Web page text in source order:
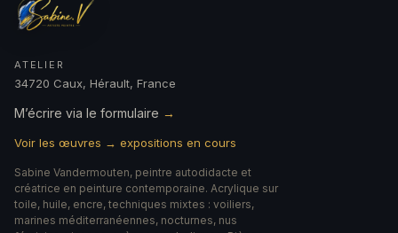
ATELIER
34720 Caux, Hérault, France
M’écrire via le formulaire →
Voir les œuvres → expositions en cours
Sabine Vandermouten, peintre autodidacte et
créatrice en peinture contemporaine. Acrylique sur
toile, huile, encre, techniques mixtes : voiliers,
marines méditerranéennes, nocturnes, nus